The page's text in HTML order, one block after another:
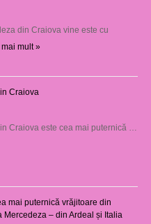
din Craiova vine este cu
mult »
Craiova
Craiova este cea mai puternică …
mai puternică vrăjitoare din
Mercedeza – din Ardeal și Italia